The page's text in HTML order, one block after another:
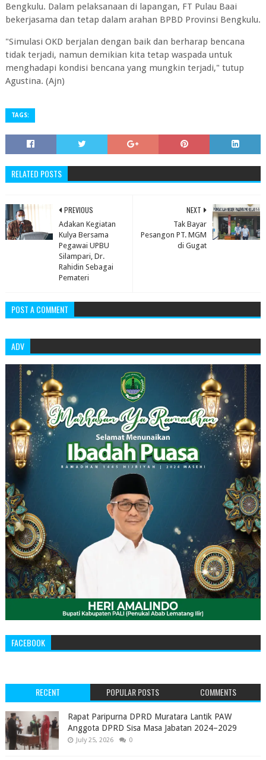
Bengkulu. Dalam pelaksanaan di lapangan, FT Pulau Baai
bekerjasama dan tetap dalam arahan BPBD Provinsi Bengkulu.
"Simulasi OKD berjalan dengan baik dan berharap bencana
tidak terjadi, namun demikian kita tetap waspada untuk
menghadapi kondisi bencana yang mungkin terjadi," tutup
Agustina. (Ajn)
TAGS:
RELATED POSTS
NEXT
Tak Bayar
Pesangon PT. MGM
di Gugat
PREVIOUS
Adakan Kegiatan
Kulya Bersama
Pegawai UPBU
Silampari, Dr.
Rahidin Sebagai
Pemateri
POST A COMMENT
ADV
FACEBOOK
RECENT POPULAR POSTS COMMENTS
‎Rapat Paripurna DPRD Muratara Lantik PAW
Anggota DPRD Sisa Masa Jabatan 2024–2029 ‎
July 25, 2026 0